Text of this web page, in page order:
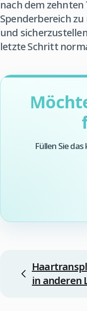
nach dem
Spenderbereich
und
letzte Schritt
Füllen Sie
in anderen